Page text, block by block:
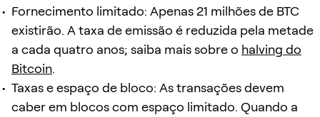
Fornecimento limitado: Apenas 21 milhões de BTC
existirão. A taxa de emissão é reduzida pela metade
a cada quatro anos; saiba mais sobre o halving do
Bitcoin.
Taxas e espaço de bloco: As transações devem
caber em blocos com espaço limitado. Quando a